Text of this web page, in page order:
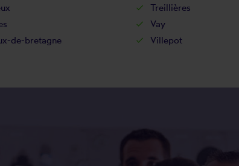
Treillières
Vay
de-bretagne
Villepot